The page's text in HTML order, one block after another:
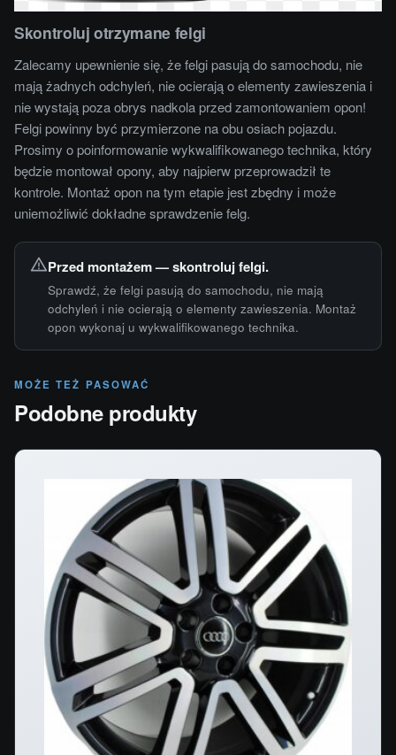
Skontroluj otrzymane felgi
Zalecamy upewnienie się, że felgi pasują do samochodu, nie
mają żadnych odchyleń, nie ocierają o elementy zawieszenia i
nie wystają poza obrys nadkola przed zamontowaniem opon!
Felgi powinny być przymierzone na obu osiach pojazdu.
Prosimy o poinformowanie wykwalifikowanego technika, który
będzie montował opony, aby najpierw przeprowadził te
kontrole. Montaż opon na tym etapie jest zbędny i może
uniemożliwić dokładne sprawdzenie felg.
Przed montażem — skontroluj felgi.
Sprawdź, że felgi pasują do samochodu, nie mają
odchyleń i nie ocierają o elementy zawieszenia. Montaż
opon wykonaj u wykwalifikowanego technika.
MOŻE TEŻ PASOWAĆ
Podobne produkty